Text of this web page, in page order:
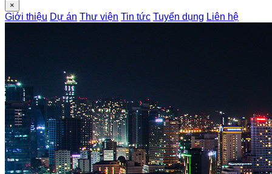
×
Giới thiệu Dự án Thư viện Tin tức Tuyển dụng Liên hệ